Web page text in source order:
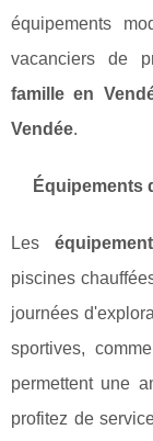
équipements
vacanciers de
famille en
Vendée.
Équipements
Les
piscines
journées
sportives,
permettent une
profitez de